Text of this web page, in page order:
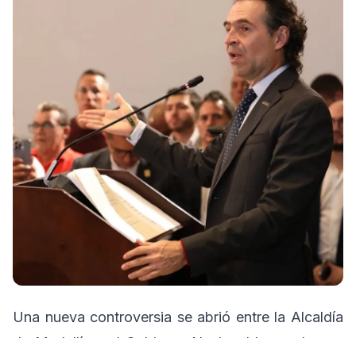
Una nueva controversia se abrió entre la Alcaldía